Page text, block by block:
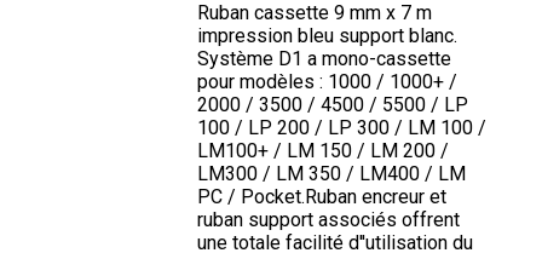
Ruban cassette 9 mm x 7 m
impression bleu support blanc.
Système D1 a mono-cassette
pour modèles : 1000 / 1000+ /
2000 / 3500 / 4500 / 5500 / LP
100 / LP 200 / LP 300 / LM 100 /
LM100+ / LM 150 / LM 200 /
LM300 / LM 350 / LM400 / LM
PC / Pocket.Ruban encreur et
ruban support associés offrent
une totale facilité d''utilisation du